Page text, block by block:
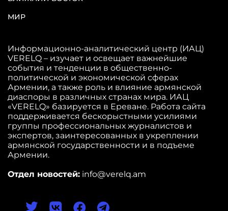
МИР
Информационно-аналитический центр (ИАЦ)
VERELQ – изучает и освещает важнейшие
события и тенденции в общественно-
политической и экономической сферах
Армении, а также роль и влияние армянской
диаспоры в различных странах мира. ИАЦ
«VERELQ» базируется в Ереване. Работа сайта
поддерживается бескорыстными усилиями
группы профессиональных журналистов и
экспертов, заинтересованных в укреплении
армянской государственности и в подъеме
Армении.
Отдел новостей: info@verelq.am